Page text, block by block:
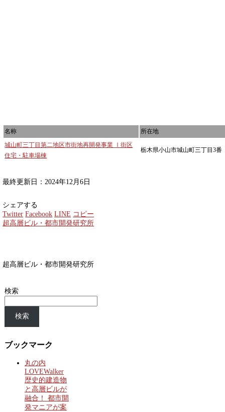
名称
所在地
城山町三丁目第二地区市街地再開発事業 Ⅰ街区
住宅・駐車場棟
栃木県小山市城山町三丁目3番
最終更新日：2024年12月6日
シェアする
Twitter Facebook LINE コピー
超高層ビル・都市開発研究所
超高層ビル・都市開発研究所
検索
検索
ブックマーク
丸の内
LOVEWalker
歴史的建造物
と高層ビルが
融合！ 都市開
発マニアが案